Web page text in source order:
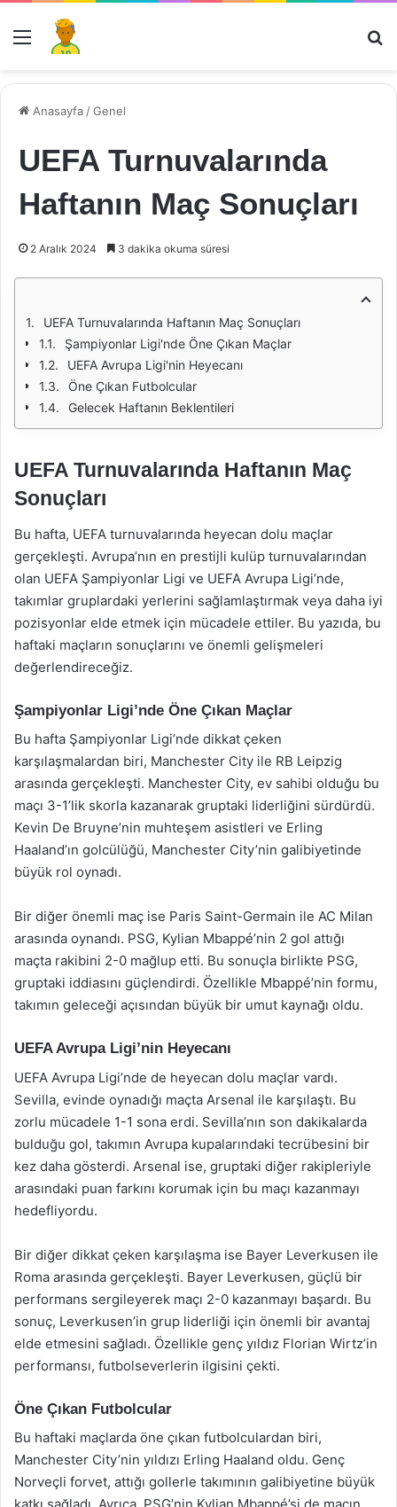
Menü
Anasayfa /Genel
UEFA Turnuvalarında
Haftanın Maç Sonuçları
2 Aralık 2024 3 dakika okuma süresi
UEFA Turnuvalarında Haftanın Maç Sonuçları
Şampiyonlar Ligi'nde Öne Çıkan Maçlar
UEFA Avrupa Ligi'nin Heyecanı
Öne Çıkan Futbolcular
Gelecek Haftanın Beklentileri
UEFA Turnuvalarında Haftanın Maç
Sonuçları
Bu hafta, UEFA turnuvalarında heyecan dolu maçlar
gerçekleşti. Avrupa’nın en prestijli kulüp turnuvalarından
olan UEFA Şampiyonlar Ligi ve UEFA Avrupa Ligi’nde,
takımlar gruplardaki yerlerini sağlamlaştırmak veya daha iyi
pozisyonlar elde etmek için mücadele ettiler. Bu yazıda, bu
haftaki maçların sonuçlarını ve önemli gelişmeleri
değerlendireceğiz.
Şampiyonlar Ligi’nde Öne Çıkan Maçlar
Bu hafta Şampiyonlar Ligi’nde dikkat çeken
karşılaşmalardan biri, Manchester City ile RB Leipzig
arasında gerçekleşti. Manchester City, ev sahibi olduğu bu
maçı 3-1’lik skorla kazanarak gruptaki liderliğini sürdürdü.
Kevin De Bruyne’nin muhteşem asistleri ve Erling
Haaland’ın golcülüğü, Manchester City’nin galibiyetinde
büyük rol oynadı.
Bir diğer önemli maç ise Paris Saint-Germain ile AC Milan
arasında oynandı. PSG, Kylian Mbappé’nin 2 gol attığı
maçta rakibini 2-0 mağlup etti. Bu sonuçla birlikte PSG,
gruptaki iddiasını güçlendirdi. Özellikle Mbappé’nin formu,
takımın geleceği açısından büyük bir umut kaynağı oldu.
UEFA Avrupa Ligi’nin Heyecanı
UEFA Avrupa Ligi’nde de heyecan dolu maçlar vardı.
Sevilla, evinde oynadığı maçta Arsenal ile karşılaştı. Bu
zorlu mücadele 1-1 sona erdi. Sevilla’nın son dakikalarda
bulduğu gol, takımın Avrupa kupalarındaki tecrübesini bir
kez daha gösterdi. Arsenal ise, gruptaki diğer rakipleriyle
arasındaki puan farkını korumak için bu maçı kazanmayı
hedefliyordu.
Bir diğer dikkat çeken karşılaşma ise Bayer Leverkusen ile
Roma arasında gerçekleşti. Bayer Leverkusen, güçlü bir
performans sergileyerek maçı 2-0 kazanmayı başardı. Bu
sonuç, Leverkusen’in grup liderliği için önemli bir avantaj
elde etmesini sağladı. Özellikle genç yıldız Florian Wirtz’in
performansı, futbolseverlerin ilgisini çekti.
Öne Çıkan Futbolcular
Bu haftaki maçlarda öne çıkan futbolculardan biri,
Manchester City’nin yıldızı Erling Haaland oldu. Genç
Norveçli forvet, attığı gollerle takımının galibiyetine büyük